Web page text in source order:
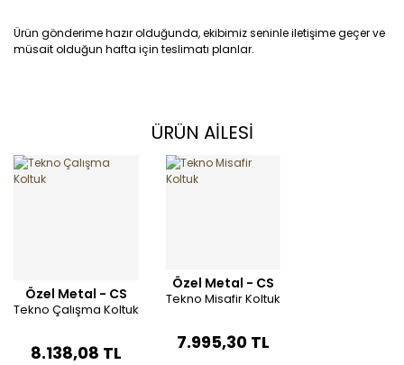
Ürün gönderime hazır olduğunda, ekibimiz seninle iletişime geçer ve
müsait olduğun hafta için teslimatı planlar.
ÜRÜN AİLESİ
Özel Metal - CS
Tekno Çalışma Koltuk
8.138,08 TL
Özel Metal - CS
Tekno Misafir Koltuk
7.995,30 TL